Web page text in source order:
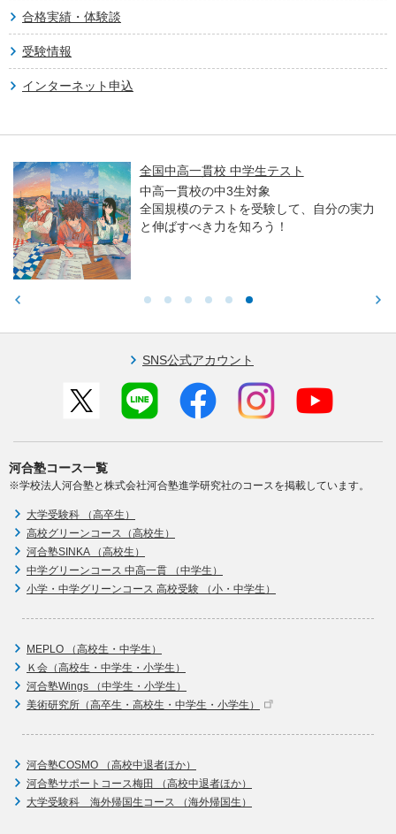
合格実績・体験談
受験情報
インターネット申込
全国中高一貫校 中学生テスト
中高一貫校の中3生対象
全国規模のテストを受験して、自分の実力
と伸ばすべき力を知ろう！
SNS公式アカウント
河合塾コース一覧
※学校法人河合塾と株式会社河合塾進学研究社のコースを掲載しています。
大学受験科 （高卒生）
高校グリーンコース（高校生）
河合塾SINKA （高校生）
中学グリーンコース 中高一貫 （中学生）
小学・中学グリーンコース 高校受験 （小・中学生）
MEPLO （高校生・中学生）
Ｋ会（高校生・中学生・小学生）
河合塾Wings （中学生・小学生）
美術研究所（高卒生・高校生・中学生・小学生）
河合塾COSMO （高校中退者ほか）
河合塾サポートコース梅田 （高校中退者ほか）
大学受験科 海外帰国生コース （海外帰国生）